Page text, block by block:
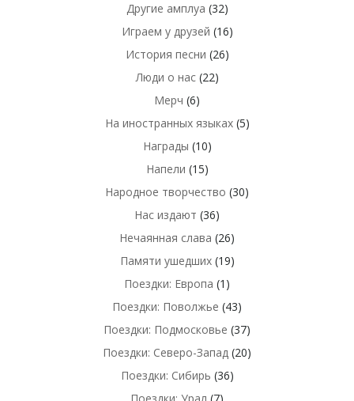
Другие амплуа (32)
Играем у друзей (16)
История песни (26)
Люди о нас(22)
Мерч (6)
На иностранных языках(5)
Награды (10)
Напели (15)
Народное творчество (30)
Нас издают (36)
Нечаянная слава (26)
Памяти ушедших(19)
Поездки: Европа (1)
Поездки: Поволжье (43)
Поездки: Подмосковье (37)
Поездки: Северо-Запад (20)
Поездки: Сибирь (36)